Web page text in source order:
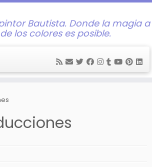
Bautista. Donde la magia a
los colores es posible.